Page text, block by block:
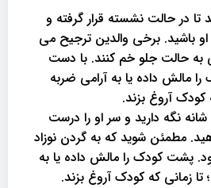
تا در حالت نشسته قرار گرفته و
باشید. برخی والدین ترجیح می
به حالت جلو خم کنند. با دست
مالش داده یا به آرامی ضربه
کودک آروغ بزند.
نگه دارید و سر او را درست
مطمئن شوید که به گردن نوزاد
پشت کودک را مالش داده یا به
تا زمانی که کودک آروغ بزند.